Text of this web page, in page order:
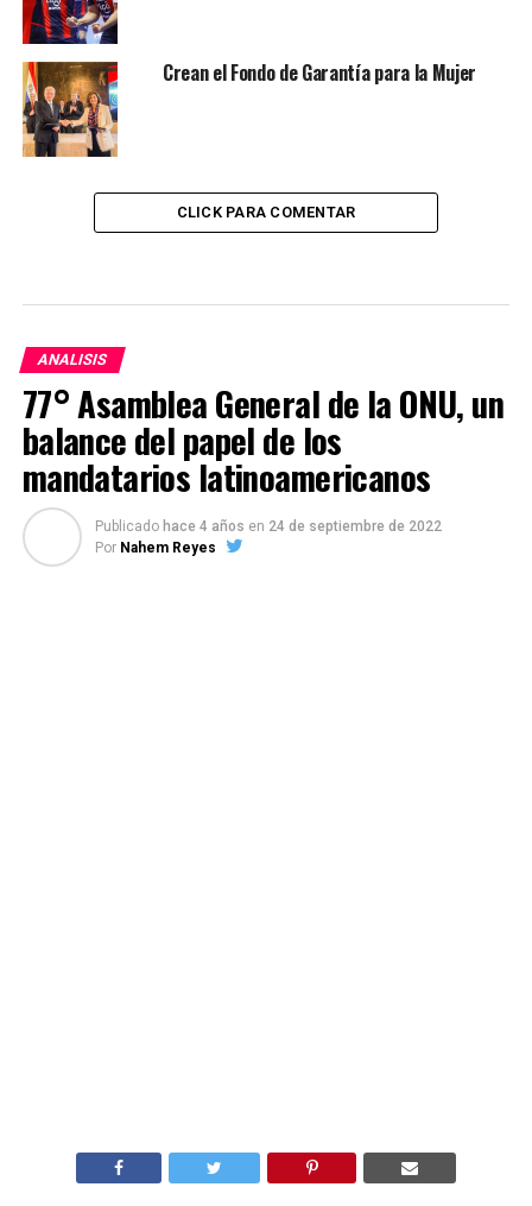
Crean el Fondo de Garantía para la Mujer
CLICK PARA COMENTAR
ANALISIS
77° Asamblea General de la ONU, un
balance del papel de los
mandatarios latinoamericanos
Publicado hace 4 años en 24 de septiembre de 2022
Por Nahem Reyes